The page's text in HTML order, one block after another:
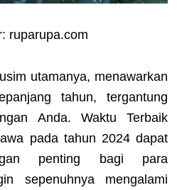
ruparupa.com
utamanya, menawarkan
tahun, tergantung
Anda. Waktu Terbaik
pada tahun 2024 dapat
penting bagi para
sepenuhnya mengalami